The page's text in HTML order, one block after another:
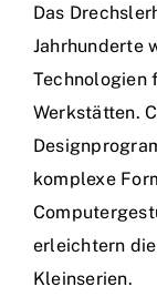
Das
Jahrhunderte
Technologien
Werkstätten.
komplexe
erleichtern
Kleinserien.